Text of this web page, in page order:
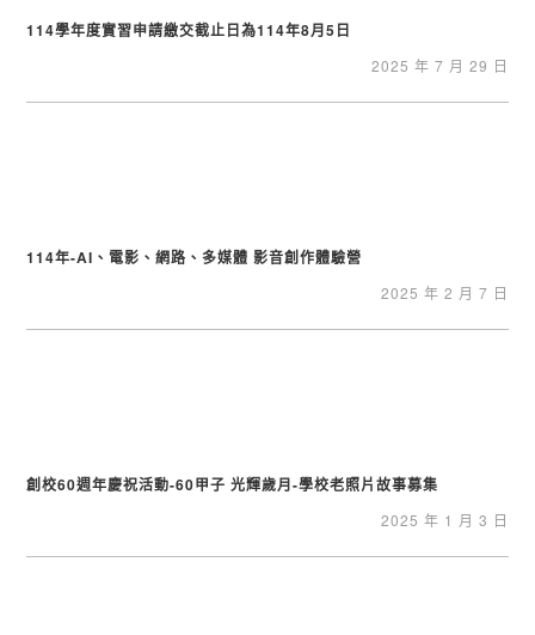
114學年度實習申請繳交截止日為114年8月5日
2025 年 7 月 29 日
114年-AI、電影、網路、多媒體 影音創作體驗營
2025 年 2 月 7 日
創校60週年慶祝活動-60甲子 光輝歲月-學校老照片故事募集
2025 年 1 月 3 日